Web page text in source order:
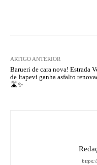
ARTIGO ANTERIOR
Barueri de cara nova! Estrada
de Itapevi ganha asfalto
🛣️✨